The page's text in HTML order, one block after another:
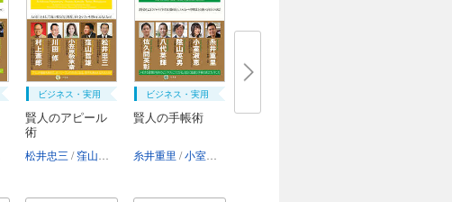
平野啓一郎
小籔千豊 柴田陽子 戸羽太
ビジネス・実用
賢人のアピール
術
松井忠三 窪山哲雄 小笠原敬承斎 川田修
ビジネス・実用
賢人の手帳術
糸井重里 小室淑恵